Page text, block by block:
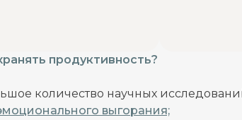
продуктивность?
количество научных
выгорания;